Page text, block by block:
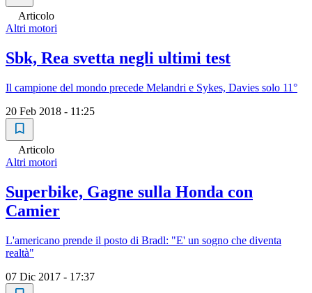
Articolo
Altri motori
Sbk, Rea svetta negli ultimi test
Il campione del mondo precede Melandri e Sykes, Davies solo 11°
20 Feb 2018 - 11:25
Articolo
Altri motori
Superbike, Gagne sulla Honda con
Camier
L'americano prende il posto di Bradl: "E' un sogno che diventa
realtà"
07 Dic 2017 - 17:37